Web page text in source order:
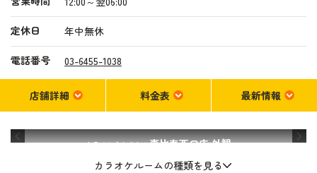
定休日 年中無休
電話番号 03-6455-1038
店舗詳細 料金表 最新情報
カラオケまねきねこ恵比寿西口店外観
カラオケルームの種類を見る